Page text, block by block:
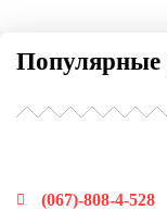
Популярные
(067)-808-4-528